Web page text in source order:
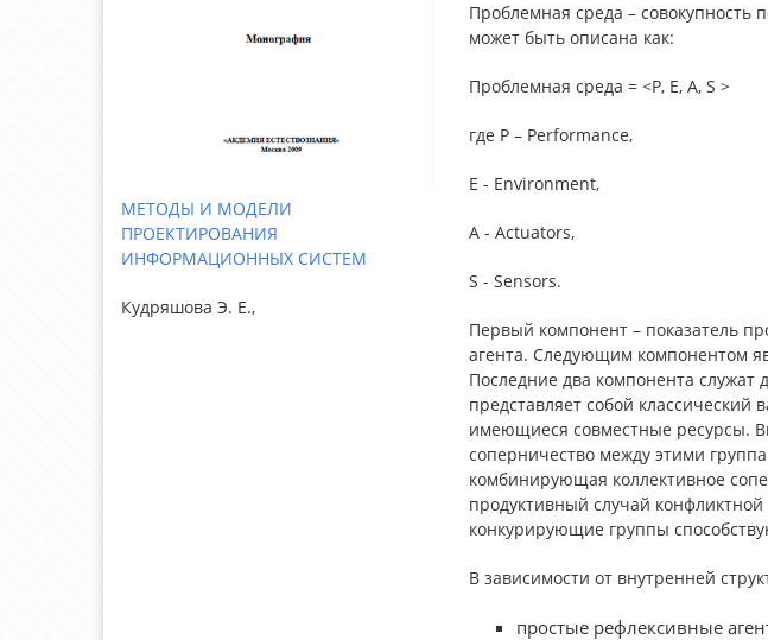
МЕТОДЫ И МОДЕЛИ
ПРОЕКТИРОВАНИЯ
ИНФОРМАЦИОННЫХ СИСТЕМ
Кудряшова Э. Е.,
Проблемная среда – совокупность
может быть описана как:
Проблемная среда = <P, E, A, S >
где P – Performance,
E - Environment,
A - Actuators,
S - Sensors.
Первый компонент – показатель
агента. Следующим компонентом
Последние два компонента служат
представляет собой классический
имеющиеся совместные ресурсы.
соперничество между этими
комбинирующая коллективное
продуктивный случай
конкурирующие группы
В зависимости от внутренней
простые рефлексивные